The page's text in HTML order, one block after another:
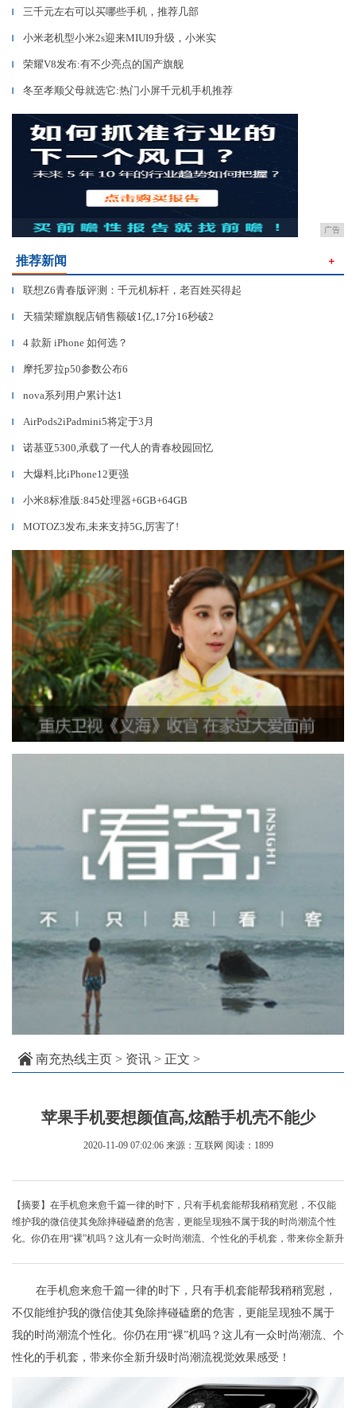
▎ 三千元左右可以买哪些手机，推荐几部
▎ 小米老机型小米2s迎来MIUI9升级，小米实
▎ 荣耀V8发布:有不少亮点的国产旗舰
▎ 冬至孝顺父母就选它:热门小屏千元机手机推荐
广告
推荐新闻 ＋
▎ 联想Z6青春版评测：千元机标杆，老百姓买得起
▎ 天猫荣耀旗舰店销售额破1亿,17分16秒破2
▎ 4 款新 iPhone 如何选？
▎ 摩托罗拉p50参数公布6
▎ nova系列用户累计达1
▎ AirPods2iPadmini5将定于3月
▎ 诺基亚5300,承载了一代人的青春校园回忆
▎ 大爆料,比iPhone12更强
▎ 小米8标准版:845处理器+6GB+64GB
▎ MOTOZ3发布,未来支持5G,厉害了!
南充热线主页 > 资讯 > 正文 >
苹果手机要想颜值高,炫酷手机壳不能少
2020-11-09 07:02:06 来源：互联网 阅读：1899
【摘要】在手机愈来愈千篇一律的时下，只有手机套能帮我稍稍宽慰，不仅能
维护我的微信使其免除摔碰磕磨的危害，更能呈现独不属于我的时尚潮流个性
化。你仍在用“裸”机吗？这儿有一众时尚潮流、个性化的手机套，带来你全新升
在手机愈来愈千篇一律的时下，只有手机套能帮我稍稍宽慰，
不仅能维护我的微信使其免除摔碰磕磨的危害，更能呈现独不属于
我的时尚潮流个性化。你仍在用“裸”机吗？这儿有一众时尚潮流、个
性化的手机套，带来你全新升级时尚潮流视觉效果感受！